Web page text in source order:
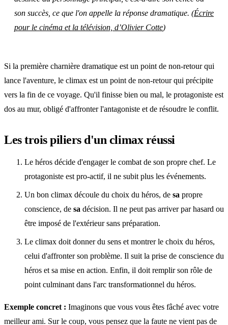
son succès, ce que l'on appelle la réponse dramatique. (Écrire
pour le cinéma et la télévision, d’Olivier Cotte)
Si la première charnière dramatique est un point de non-retour qui
lance l'aventure, le climax est un point de non-retour qui précipite
vers la fin de ce voyage. Qu'il finisse bien ou mal, le protagoniste est
dos au mur, obligé d'affronter l'antagoniste et de résoudre le conflit.
Les trois piliers d'un climax réussi
Le héros décide d'engager le combat de son propre chef. Le
protagoniste est pro-actif, il ne subit plus les événements.
Un bon climax découle du choix du héros, de sa propre
conscience, de sa décision. Il ne peut pas arriver par hasard ou
être imposé de l'extérieur sans préparation.
Le climax doit donner du sens et montrer le choix du héros,
celui d'affronter son problème. Il suit la prise de conscience du
héros et sa mise en action. Enfin, il doit remplir son rôle de
point culminant dans l'arc transformationnel du héros.
Exemple concret : Imaginons que vous vous êtes fâché avec votre
meilleur ami. Sur le coup, vous pensez que la faute ne vient pas de